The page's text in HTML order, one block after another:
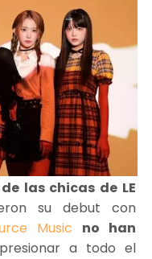
las chicas de LE
su debut con
Music
no han
a todo el